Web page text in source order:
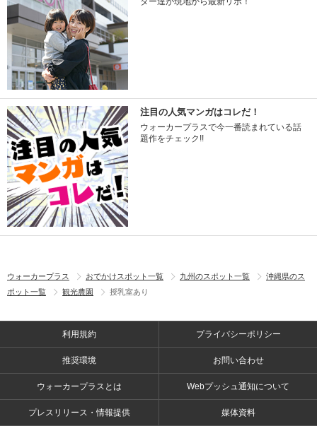
注目の人気マンガはコレだ！
ウォーカープラスで今一番読まれている話
題作をチェック!!
ウォーカープラス おでかけスポット一覧 九州のスポット一覧
沖縄県のス
ポット一覧
観光農園 授乳室あり
利用規約 プライバシーポリシー
推奨環境 お問い合わせ
ウォーカープラスとは Webプッシュ通知について
プレスリリース・情報提供 媒体資料